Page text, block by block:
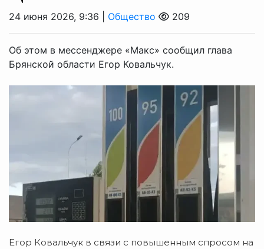
24 июня 2026, 9:36 | Общество 209
Об этом в мессенджере «Макс» сообщил глава
Брянской области Егор Ковальчук.
Егор Ковальчук в связи с повышенным спросом на